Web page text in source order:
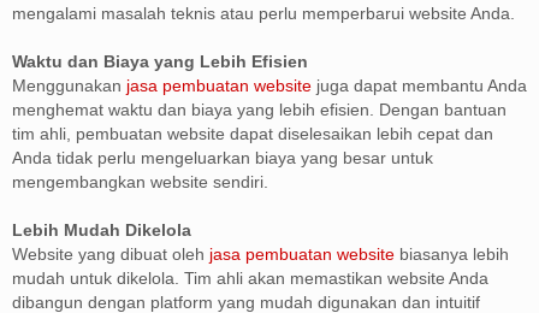
mengalami masalah teknis atau perlu memperbarui website Anda.
Waktu dan Biaya yang Lebih Efisien
Menggunakan jasa pembuatan website juga dapat membantu Anda
menghemat waktu dan biaya yang lebih efisien. Dengan bantuan
tim ahli, pembuatan website dapat diselesaikan lebih cepat dan
Anda tidak perlu mengeluarkan biaya yang besar untuk
mengembangkan website sendiri.
Lebih Mudah Dikelola
Website yang dibuat oleh jasa pembuatan website biasanya lebih
mudah untuk dikelola. Tim ahli akan memastikan website Anda
dibangun dengan platform yang mudah digunakan dan intuitif